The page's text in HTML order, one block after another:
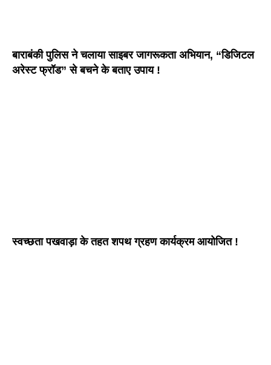
बाराबंकी पुलिस ने चलाया साइबर जागरूकता अभियान, “डिजिटल
अरेस्ट फ्रॉड” से बचने के बताए उपाय !
स्वच्छता पखवाड़ा के तहत शपथ ग्रहण कार्यक्रम आयोजित !